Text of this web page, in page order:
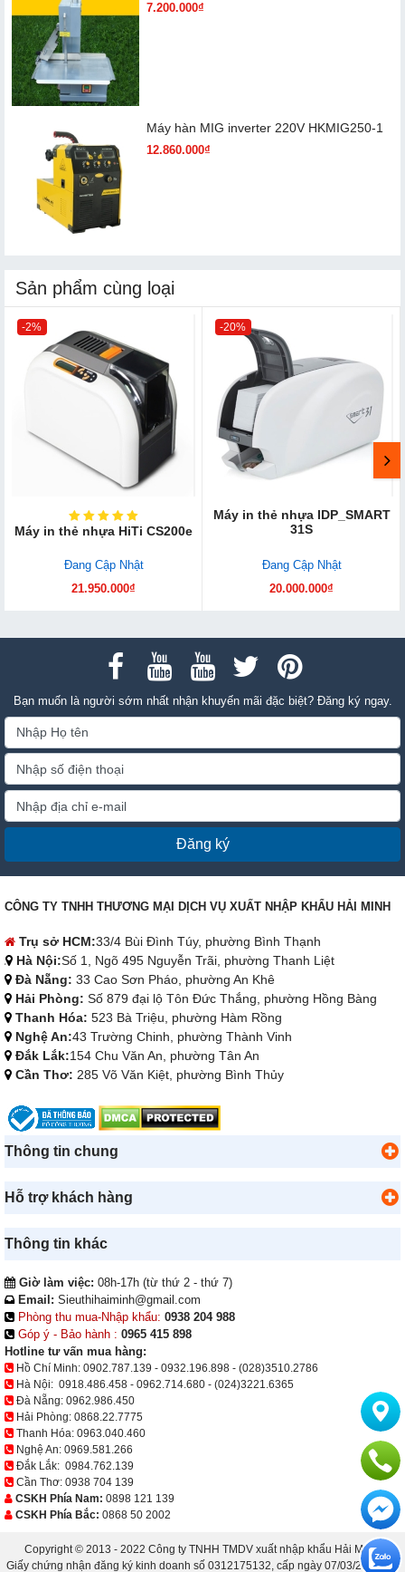
7.200.000₫
Máy hàn MIG inverter 220V HKMIG250-1
12.860.000₫
Sản phẩm cùng loại
-2%
Máy in thẻ nhựa HiTi CS200e
Đang Cập Nhật
21.950.000₫
-20%
Máy in thẻ nhựa IDP_SMART
31S
Đang Cập Nhật
20.000.000₫
Bạn muốn là người sớm nhất nhận khuyến mãi đặc biệt? Đăng ký ngay.
Đăng ký
CÔNG TY TNHH THƯƠNG MẠI DỊCH VỤ XUẤT NHẬP KHẨU HẢI MINH
Trụ sở HCM:33/4 Bùi Đình Túy, phường Bình Thạnh
Hà Nội:Số 1, Ngõ 495 Nguyễn Trãi, phường Thanh Liệt
Đà Nẵng: 33 Cao Sơn Pháo, phường An Khê
Hải Phòng: Số 879 đại lộ Tôn Đức Thắng, phường Hồng Bàng
Thanh Hóa: 523 Bà Triệu, phường Hàm Rồng
Nghệ An:43 Trường Chinh, phường Thành Vinh
Đắk Lắk:154 Chu Văn An, phường Tân An
Cần Thơ: 285 Võ Văn Kiệt, phường Bình Thủy
Thông tin chung
Hỗ trợ khách hàng
Thông tin khác
Giờ làm việc: 08h-17h (từ thứ 2 - thứ 7)
Email: Sieuthihaiminh@gmail.com
Phòng thu mua-Nhập khẩu: 0938 204 988
Góp ý - Bảo hành : 0965 415 898
Hotline tư vấn mua hàng:
Hồ Chí Minh: 0902.787.139 - 0932.196.898 - (028)3510.2786
Hà Nội: 0918.486.458 - 0962.714.680 - (024)3221.6365
Đà Nẵng: 0962.986.450
Hải Phòng: 0868.22.7775
Thanh Hóa: 0963.040.460
Nghệ An: 0969.581.266
Đắk Lắk: 0984.762.139
Cần Thơ: 0938 704 139
CSKH Phía Nam: 0898 121 139
CSKH Phía Bắc: 0868 50 2002
Copyright © 2013 - 2022 Công ty TNHH TMDV xuất nhập khẩu Hải Minh.
Giấy chứng nhận đăng ký kinh doanh số 0312175132, cấp ngày 07/03/2013 bởi